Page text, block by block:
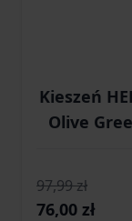
Kieszeń
Olive
97,99 zł
Cena
76,00 zł